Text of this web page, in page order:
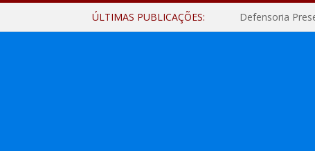
ÚLTIMAS PUBLICAÇÕES: Defensoria